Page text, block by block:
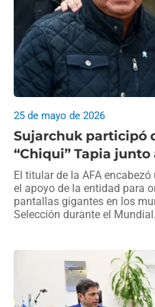
Sujarchuk participó
“Chiqui” Tapia
25 de mayo de 2026
El titular de la AFA
el apoyo de la entidad para
pantallas gigantes en los
Selección durante el Mundial.